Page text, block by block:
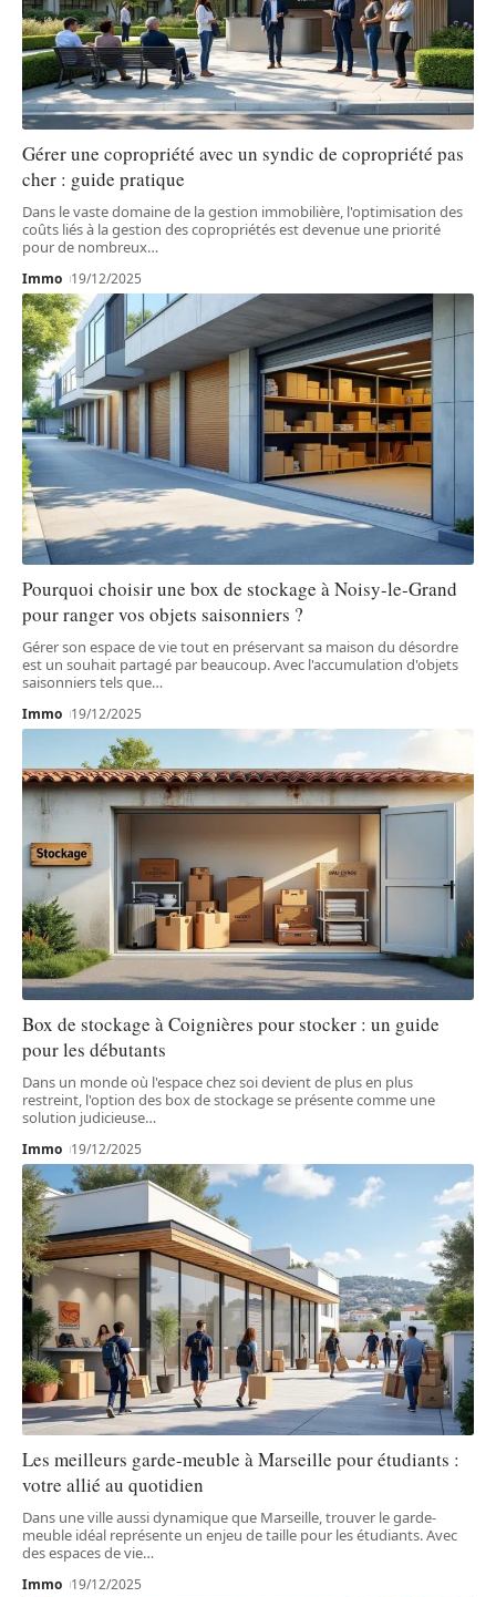
Gérer une copropriété avec un syndic de copropriété pas
cher : guide pratique
Dans le vaste domaine de la gestion immobilière, l'optimisation des
coûts liés à la gestion des copropriétés est devenue une priorité
pour de nombreux…
Immo 19/12/2025
Pourquoi choisir une box de stockage à Noisy-le-Grand
pour ranger vos objets saisonniers ?
Gérer son espace de vie tout en préservant sa maison du désordre
est un souhait partagé par beaucoup. Avec l'accumulation d'objets
saisonniers tels que…
Immo 19/12/2025
Box de stockage à Coignières pour stocker : un guide
pour les débutants
Dans un monde où l'espace chez soi devient de plus en plus
restreint, l'option des box de stockage se présente comme une
solution judicieuse…
Immo 19/12/2025
Les meilleurs garde-meuble à Marseille pour étudiants :
votre allié au quotidien
Dans une ville aussi dynamique que Marseille, trouver le garde-
meuble idéal représente un enjeu de taille pour les étudiants. Avec
des espaces de vie…
Immo 19/12/2025